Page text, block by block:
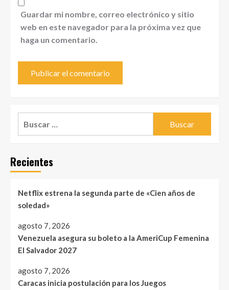
Guardar mi nombre, correo electrónico y sitio
web en este navegador para la próxima vez que
haga un comentario.
Recientes
Netflix estrena la segunda parte de «Cien años de
soledad»
agosto 7, 2026
Venezuela asegura su boleto a la AmeriCup Femenina
El Salvador 2027
agosto 7, 2026
Caracas inicia postulación para los Juegos